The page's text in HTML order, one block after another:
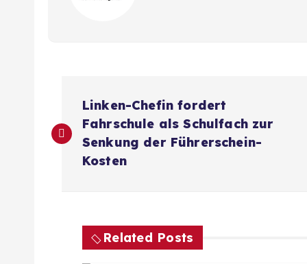
e
Linken-Chefin fordert
Fahrschule als Schulfach zur
Senkung der Führerschein-
Kosten
Related Posts